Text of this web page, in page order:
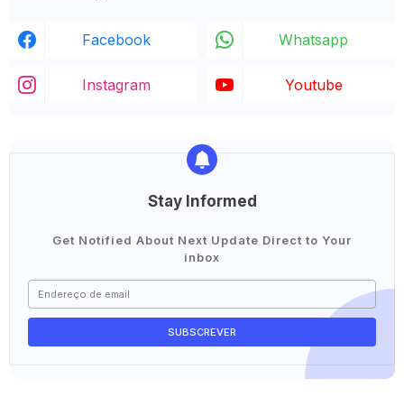
Facebook Whatsapp
Instagram Youtube
Stay Informed
Get Notified About Next Update Direct to Your
inbox